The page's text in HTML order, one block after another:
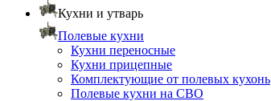
Кухни и утварь
Полевые кухни
Кухни переносные
Кухни прицепные
Комплектующие от полевых кухонь
Полевые кухни на СВО